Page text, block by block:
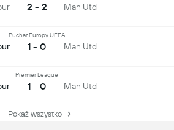
2 - 2 Man Utd
Puchar Europy UEFA
1 - 0 Man Utd
Premier League
1 - 0 Man Utd
Pokaż wszystko